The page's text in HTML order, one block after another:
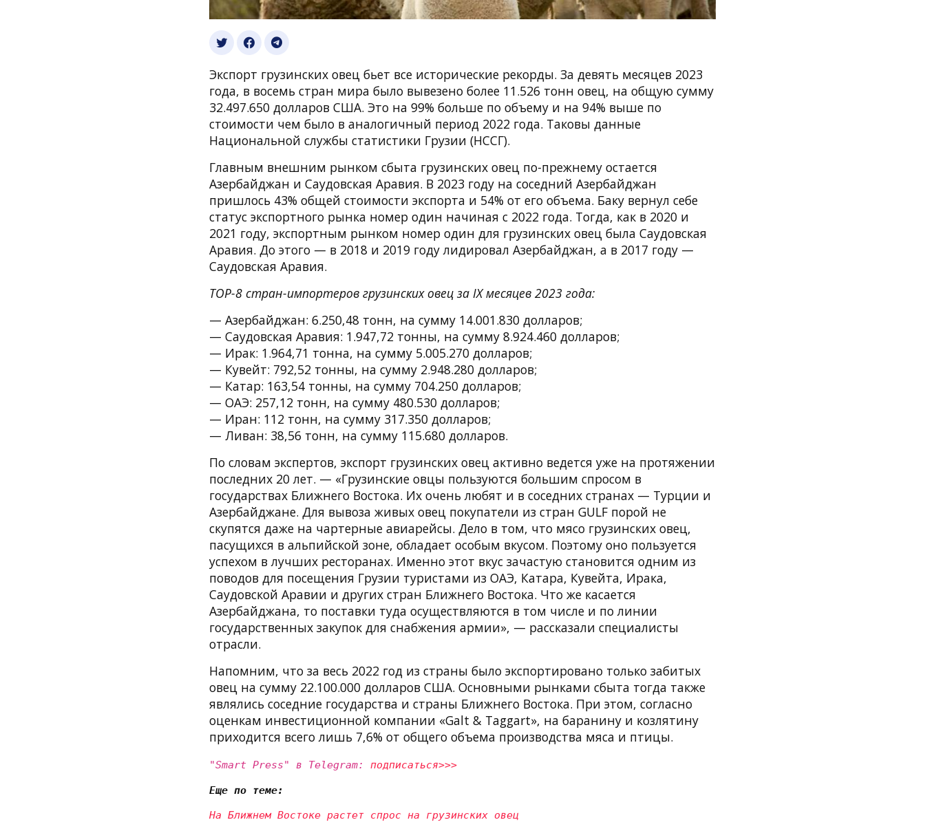
Экспорт грузинских овец бьет все исторические рекорды. За девять месяцев 2023
года, в восемь стран мира было вывезено более 11.526 тонн овец, на общую сумму
32.497.650 долларов США. Это на 99% больше по объему и на 94% выше по
стоимости чем было в аналогичный период 2022 года. Таковы данные
Национальной службы статистики Грузии (НССГ).
Главным внешним рынком сбыта грузинских овец по-прежнему остается
Азербайджан и Саудовская Аравия. В 2023 году на соседний Азербайджан
пришлось 43% общей стоимости экспорта и 54% от его объема. Баку вернул себе
статус экспортного рынка номер один начиная с 2022 года. Тогда, как в 2020 и
2021 году, экспортным рынком номер один для грузинских овец была Саудовская
Аравия. До этого — в 2018 и 2019 году лидировал Азербайджан, а в 2017 году —
Саудовская Аравия.
TOP-8 стран-импортеров грузинских овец за IX месяцев 2023 года:
— Азербайджан: 6.250,48 тонн, на сумму 14.001.830 долларов;
— Саудовская Аравия: 1.947,72 тонны, на сумму 8.924.460 долларов;
— Ирак: 1.964,71 тонна, на сумму 5.005.270 долларов;
— Кувейт: 792,52 тонны, на сумму 2.948.280 долларов;
— Катар: 163,54 тонны, на сумму 704.250 долларов;
— ОАЭ: 257,12 тонн, на сумму 480.530 долларов;
— Иран: 112 тонн, на сумму 317.350 долларов;
— Ливан: 38,56 тонн, на сумму 115.680 долларов.
По словам экспертов, экспорт грузинских овец активно ведется уже на протяжении
последних 20 лет. — «Грузинские овцы пользуются большим спросом в
государствах Ближнего Востока. Их очень любят и в соседних странах — Турции и
Азербайджане. Для вывоза живых овец покупатели из стран GULF порой не
скупятся даже на чартерные авиарейсы. Дело в том, что мясо грузинских овец,
пасущихся в альпийской зоне, обладает особым вкусом. Поэтому оно пользуется
успехом в лучших ресторанах. Именно этот вкус зачастую становится одним из
поводов для посещения Грузии туристами из ОАЭ, Катара, Кувейта, Ирака,
Саудовской Аравии и других стран Ближнего Востока. Что же касается
Азербайджана, то поставки туда осуществляются в том числе и по линии
государственных закупок для снабжения армии», — рассказали специалисты
отрасли.
Напомним, что за весь 2022 год из страны было экспортировано только забитых
овец на сумму 22.100.000 долларов США. Основными рынками сбыта тогда также
являлись соседние государства и страны Ближнего Востока. При этом, согласно
оценкам инвестиционной компании «Galt & Taggart», на баранину и козлятину
приходится всего лишь 7,6% от общего объема производства мяса и птицы.
"Smart Press" в Telegram: подписаться>>>
Еще по теме:
На Ближнем Востоке растет спрос на грузинских овец